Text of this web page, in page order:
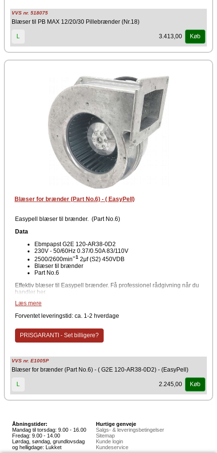
VVS nr. 518075
Blæser til PB MAX 12/20/30 Pillebrænder (Nr.18)
L 3.413,00 Køb
Blæser for brænder (Part No.6) - ( EasyPell)
Easypell blæser til brænder. (Part No.6)
Data
Ebmpapst G2E 120-AR38-0D2
230V - 50/60Hz 0.37/0.50A 83/110V
2500/2600min−1 2μf (S2) 450VDB
Blæser til brænder
Part No.6
Effektiv blæser til Easypell brænder. Få professionel rådgivning når du
handler her.
Producent
Easypell
Læs mere
Forventet leveringstid: ca. 1-2 hverdage
PRISGARANTI - Set billigere?
VVS nr. E1005P
Blæser for brænder (Part No.6) - ( G2E 120-AR38-0D2) - (EasyPell)
L 2.245,00 Køb
Åbningstider:
Mandag til torsdag: 9.00 - 16.00
Fredag: 9.00 - 14.00
Lørdag, søndag, grundlovsdag
og helligdage: Lukket
Hurtige genveje
Salgs- & leveringsbetingelser
Sitemap
Kunde login
Kundeservice